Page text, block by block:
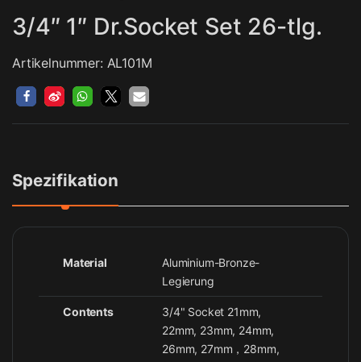
3/4″ 1″ Dr.Socket Set 26-tlg.
Artikelnummer: AL101M
Spezifikation
Material
Aluminium-Bronze-
Legierung
Contents
3/4" Socket 21mm,
22mm, 23mm, 24mm,
26mm, 27mm，28mm,